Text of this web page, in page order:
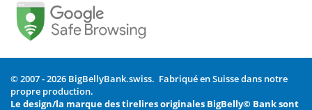
© 2007 - 2026 BigBellyBank.swiss. Fabriqué en Suisse dans notre
propre production.
Le design/la marque des tirelires originales BigBelly© Bank sont